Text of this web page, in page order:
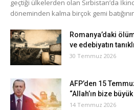
geçtiği ülkelerden olan Sırbistan’da
döneminden kalma birçok gemi
Romanya’daki
ve edebiyatın
30 Temmuz 2026
AFP’den 15
“Allah’ın bize
14 Temmuz 2026